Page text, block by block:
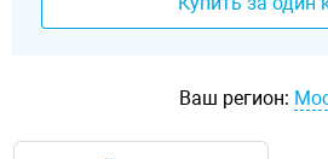
Ваш регион: